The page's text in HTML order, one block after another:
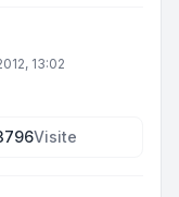
13:02
Visite